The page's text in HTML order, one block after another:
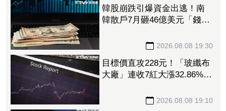
韓股崩跌引爆資金出逃！南
韓散戶7月砸46億美元「錢」
2026.08.08 19:30
目標價直攻228元！「玻纖布
大廠」連收7紅大漲32.86%
2026.08.08 19:10